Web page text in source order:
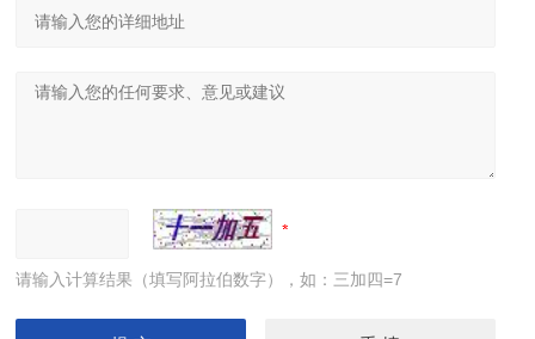
请输入计算结果（填写阿拉伯数字），如：三加四=7